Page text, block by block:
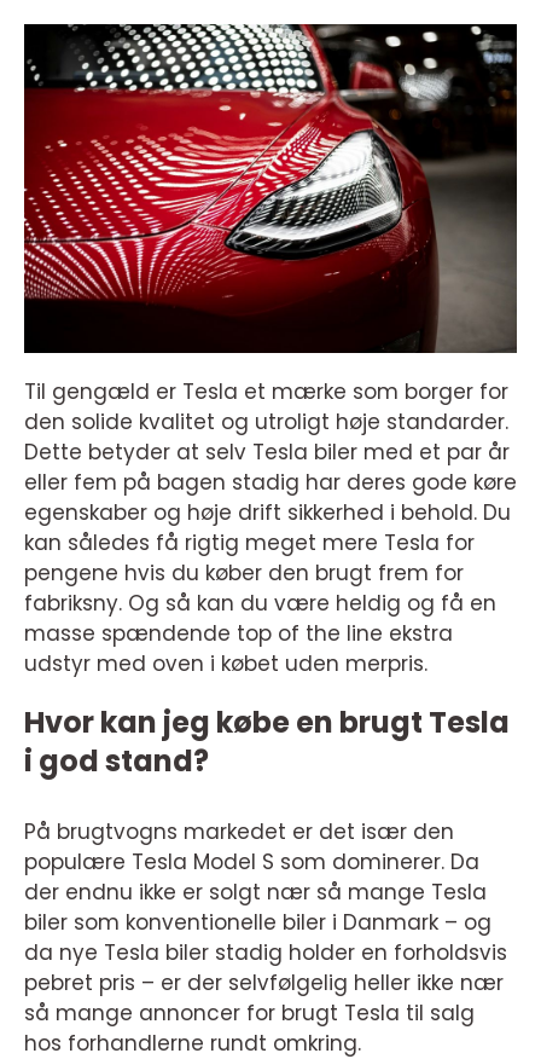
Til gengæld er Tesla et mærke som borger for
den solide kvalitet og utroligt høje standarder.
Dette betyder at selv Tesla biler med et par år
eller fem på bagen stadig har deres gode køre
egenskaber og høje drift sikkerhed i behold. Du
kan således få rigtig meget mere Tesla for
pengene hvis du køber den brugt frem for
fabriksny. Og så kan du være heldig og få en
masse spændende top of the line ekstra
udstyr med oven i købet uden merpris.
Hvor kan jeg købe en brugt Tesla
i god stand?
På brugtvogns markedet er det især den
populære Tesla Model S som dominerer. Da
der endnu ikke er solgt nær så mange Tesla
biler som konventionelle biler i Danmark – og
da nye Tesla biler stadig holder en forholdsvis
pebret pris – er der selvfølgelig heller ikke nær
så mange annoncer for brugt Tesla til salg
hos forhandlerne rundt omkring.